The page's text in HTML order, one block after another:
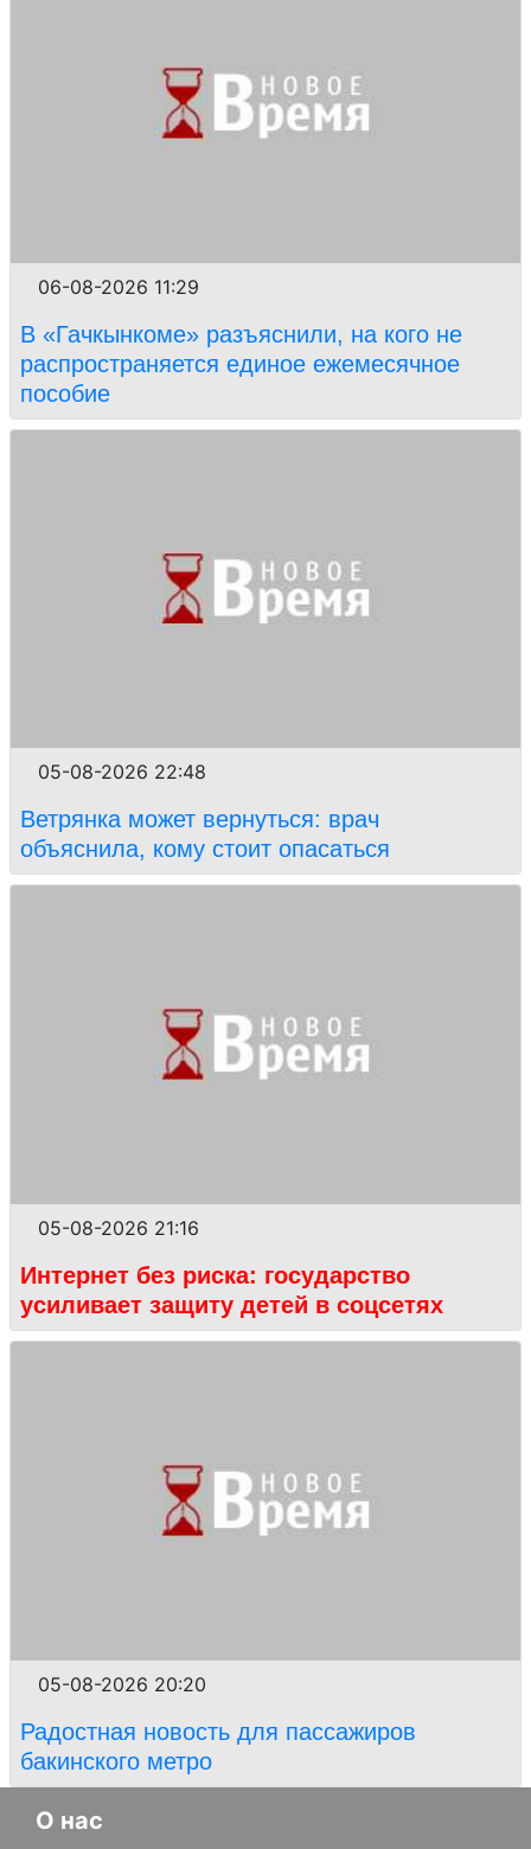
06-08-2026 11:29
В «Гачкынкоме» разъяснили, на кого не
распространяется единое ежемесячное
пособие
05-08-2026 22:48
Ветрянка может вернуться: врач
объяснила, кому стоит опасаться
05-08-2026 21:16
Интернет без риска: государство
усиливает защиту детей в соцсетях
05-08-2026 20:20
Радостная новость для пассажиров
бакинского метро
О нас